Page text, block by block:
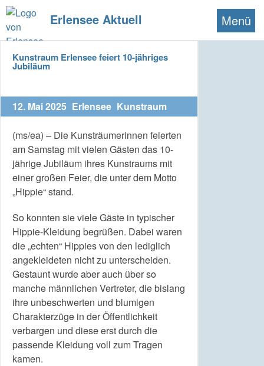
Erlensee Aktuell Menü
Kunstraum Erlensee feiert 10-jähriges
Jubiläum
12. Mai 2025 Erlensee Kunstraum
(ms/ea) – Die Kunsträumerinnen feierten
am Samstag mit vielen Gästen das 10-
jährige Jubiläum ihres Kunstraums mit
einer großen Feier, die unter dem Motto
„Hippie“ stand.
So konnten sie viele Gäste in typischer
Hippie-Kleidung begrüßen. Dabei waren
die „echten“ Hippies von den lediglich
angekleideten nicht zu unterscheiden.
Gestaunt wurde aber auch über so
manche männlichen Vertreter, die bislang
ihre unbeschwerten und blumigen
Charakterzüge in der Öffentlichkeit
verbargen und diese erst durch die
passende Kleidung voll zum Tragen
kamen.